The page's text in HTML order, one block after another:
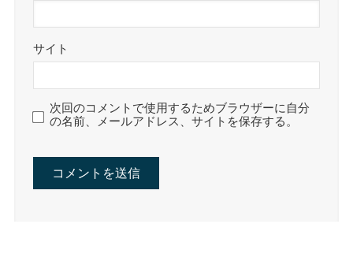
サイト
次回のコメントで使用するためブラウザーに自分
の名前、メールアドレス、サイトを保存する。